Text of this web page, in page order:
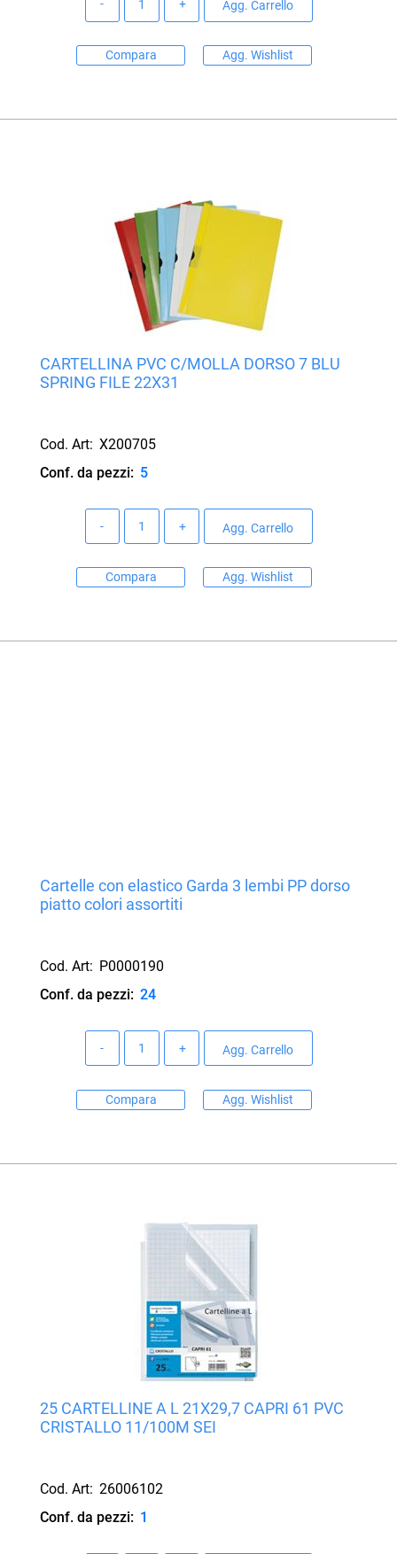
Agg. Carrello
Compara Agg. Wishlist
CARTELLINA PVC C/MOLLA DORSO 7 BLU
SPRING FILE 22X31
Cod. Art: X200705
Conf. da pezzi: 5
Agg. Carrello
Compara Agg. Wishlist
Cartelle con elastico Garda 3 lembi PP dorso
piatto colori assortiti
Cod. Art: P0000190
Conf. da pezzi: 24
Agg. Carrello
Compara Agg. Wishlist
25 CARTELLINE A L 21X29,7 CAPRI 61 PVC
CRISTALLO 11/100M SEI
Cod. Art: 26006102
Conf. da pezzi: 1